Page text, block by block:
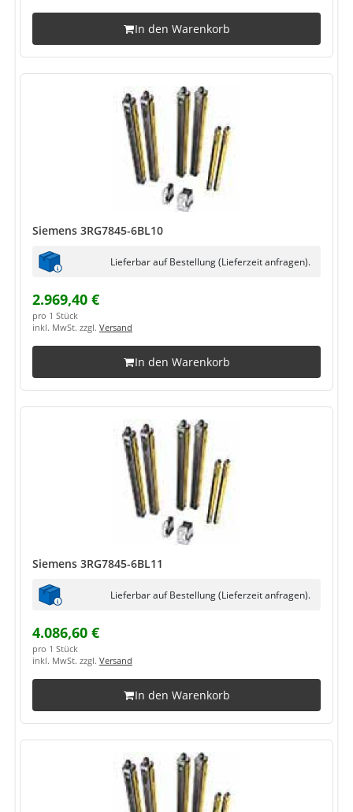
In den Warenkorb
Siemens 3RG7845-6BL10
Lieferbar auf Bestellung (Lieferzeit anfragen).
2.969,40 €
pro 1 Stück
inkl. MwSt. zzgl. Versand
In den Warenkorb
Siemens 3RG7845-6BL11
Lieferbar auf Bestellung (Lieferzeit anfragen).
4.086,60 €
pro 1 Stück
inkl. MwSt. zzgl. Versand
In den Warenkorb